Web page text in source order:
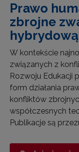
Prawo
zbrojne
hybrydową
W kontekście
związanych z
Rozwoju Edukacji
form działania
konfliktów
współczesnych
Publikacje są